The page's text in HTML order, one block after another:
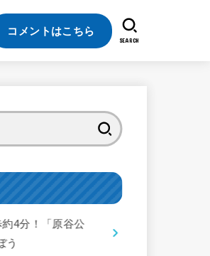
コメントはこちら
SEARCH
4分！「原谷公
う